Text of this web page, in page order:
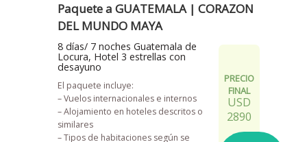
Paquete a GUATEMALA | CORAZON
DEL MUNDO MAYA
8 días/ 7 noches Guatemala de
Locura, Hotel 3 estrellas con
desayuno
El paquete incluye:
– Vuelos internacionales e internos
– Alojamiento en hoteles descritos o
similares
– Tipos de habitaciones según se
PRECIO
FINAL
USD
2890